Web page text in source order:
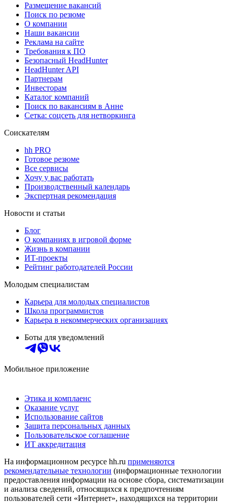
Размещение вакансий
Поиск по резюме
О компании
Наши вакансии
Реклама на сайте
Требования к ПО
Безопасный HeadHunter
HeadHunter API
Партнерам
Инвесторам
Каталог компаний
Поиск по вакансиям в Анне
Сетка: соцсеть для нетворкинга
Соискателям
hh PRO
Готовое резюме
Все сервисы
Хочу у вас работать
Производственный календарь
Экспертная рекомендация
Новости и статьи
Блог
О компаниях в игровой форме
Жизнь в компании
ИТ-проекты
Рейтинг работодателей России
Молодым специалистам
Карьера для молодых специалистов
Школа программистов
Карьера в некоммерческих организациях
Боты для уведомлений
Мобильное приложение
Этика и комплаенс
Оказание услуг
Использование сайтов
Защита персональных данных
Пользовательское соглашение
ИТ аккредитация
На информационном ресурсе hh.ru применяются
рекомендательные технологии (информационные технологии
предоставления информации на основе сбора, систематизации
и анализа сведений, относящихся к предпочтениям
пользователей сети «Интернет», находящихся на территории